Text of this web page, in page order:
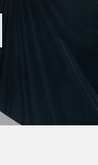
bet